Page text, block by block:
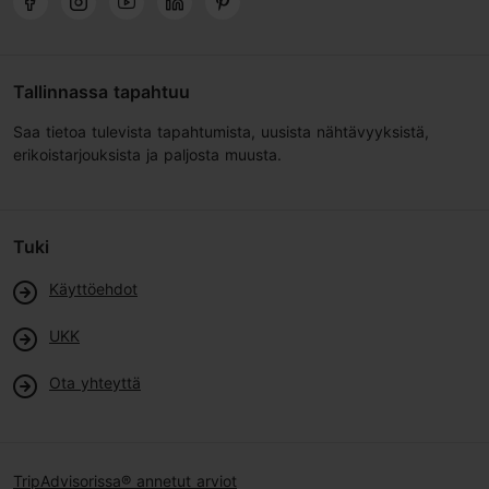
Tallinnassa tapahtuu
Saa tietoa tulevista tapahtumista, uusista nähtävyyksistä,
erikoistarjouksista ja paljosta muusta.
Tuki
Käyttöehdot
UKK
Ota yhteyttä
TripAdvisorissa® annetut arviot